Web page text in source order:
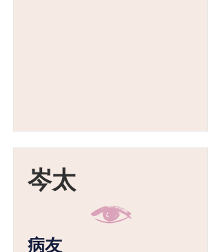
岑太
病友